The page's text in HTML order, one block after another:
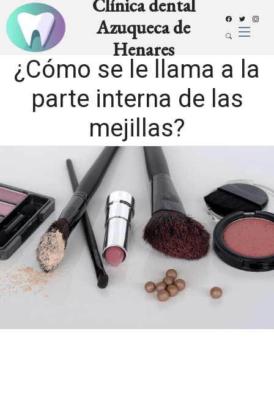
Clínica dental
Azuqueca de
Henares
¿Cómo se le llama a la
parte interna de las
mejillas?